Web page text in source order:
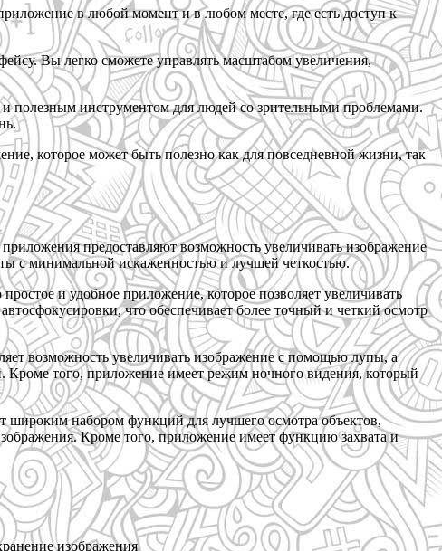
в любой момент и в любом месте, где есть доступ к
Вы легко сможете управлять масштабом увеличения,
полезным инструментом для людей со зрительными проблемами.
которое может быть полезно как для повседневной жизни, так
предоставляют возможность увеличивать изображение
с минимальной искаженностью и лучшей четкостью.
и удобное приложение, которое позволяет увеличивать
что обеспечивает более точный и четкий осмотр
возможность увеличивать изображение с помощью лупы, а
Кроме того, приложение имеет режим ночного видения, который
широким набором функций для лучшего осмотра объектов,
Кроме того, приложение имеет функцию захвата и
изображения